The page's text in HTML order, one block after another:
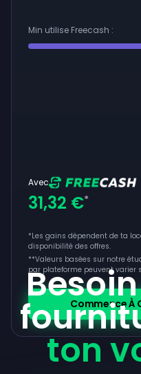
Min utilise Freecash :
Avec
31,32 €*
*Les gains dépendent de ta
disponibilité des offres.
**Valeurs basées sur notre
par plateforme peuvent
Commence À
ton